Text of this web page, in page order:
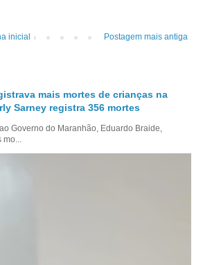
Postagem mais antiga
inicial
mais mortes de crianças na
Sarney registra 356 mortes
Governo do Maranhão, Eduardo Braide,
mo...